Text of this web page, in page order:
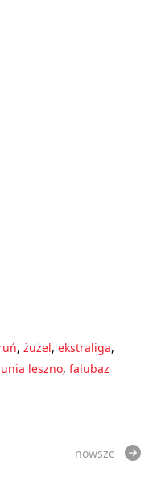
, żużel, ekstraliga,
unia leszno, falubaz
nowsze